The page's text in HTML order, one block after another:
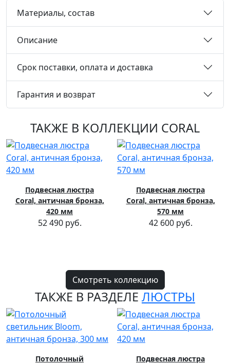
Материалы, состав
Описание
Срок поставки, оплата и доставка
Гарантия и возврат
ТАКЖЕ В КОЛЛЕКЦИИ CORAL
Подвесная люстра
Coral, античная бронза,
420 мм
52 490 руб.
Подвесная люстра
Coral, античная бронза,
570 мм
42 600 руб.
Смотреть коллекцию
ТАКЖЕ В РАЗДЕЛЕ ЛЮСТРЫ
Потолочный
Подвесная люстра